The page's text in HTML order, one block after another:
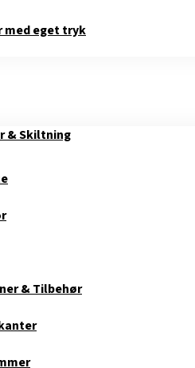
med eget tryk
& Skiltning
& Tilbehør